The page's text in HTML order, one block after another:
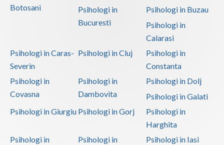
Psihoterapie - Interventie psihoterapeutica in ... (1)
Psihoterapie - Interventie psihoterapeutica in ... (1)
Psihoterapie - Interventie psihoterapeutica in ... (1)
Psihoterapie - Interventie psihoterapeutica in ... (1)
Psihoterapie - Interventie psihoterapeutica in ... (1)
Psihoterapie - Interventie psihoterapeutica in ... (1)
Psihoterapie - Interventie psihoterapeutica in ... (1)
Psihoterapie suportiva (1)
Botosani
Psihologi in
Bucuresti
Psihologi in Buzau
Psihologi in
Calarasi
Psihologi in Caras-
Severin
Psihologi in Cluj
Psihologi in
Constanta
Psihologi in
Covasna
Psihologi in
Dambovita
Psihologi in Dolj
Psihologi in Galati
Psihologi in Giurgiu Psihologi in Gorj
Psihologi in
Harghita
Psihologi in
Psihologi in
Psihologi in Iasi